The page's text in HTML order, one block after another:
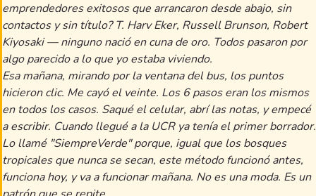
emprendedores exitosos que arrancaron desde abajo, sin
contactos y sin título? T. Harv Eker, Russell Brunson, Robert
Kiyosaki — ninguno nació en cuna de oro. Todos pasaron por
algo parecido a lo que yo estaba viviendo.
Esa mañana, mirando por la ventana del bus, los puntos
hicieron clic. Me cayó el veinte. Los 6 pasos eran los mismos
en todos los casos. Saqué el celular, abrí las notas, y empecé
a escribir. Cuando llegué a la UCR ya tenía el primer borrador.
Lo llamé "SiempreVerde" porque, igual que los bosques
tropicales que nunca se secan, este método funcionó antes,
funciona hoy, y va a funcionar mañana. No es una moda. Es un